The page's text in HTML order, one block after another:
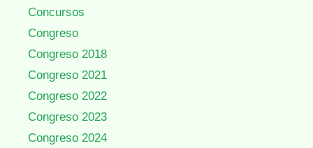
Concursos
Congreso
Congreso 2018
Congreso 2021
Congreso 2022
Congreso 2023
Congreso 2024